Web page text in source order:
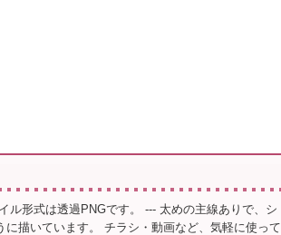
ル形式は透過PNGです。 --- 太めの主線ありで、シ
描いています。 チラシ・動画など、気軽に使って